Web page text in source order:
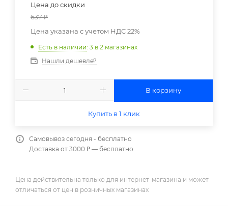
Цена до скидки
637₽
Цена указана с учетом НДС 22%
Есть в наличии: 3 в 2 магазинах
Нашли дешевле?
В корзину
Купить в 1 клик
Самовывоз сегодня - бесплатно
Доставка от 3000 ₽ — бесплатно
Цена действительна только для интернет-магазина и может
отличаться от цен в розничных магазинах